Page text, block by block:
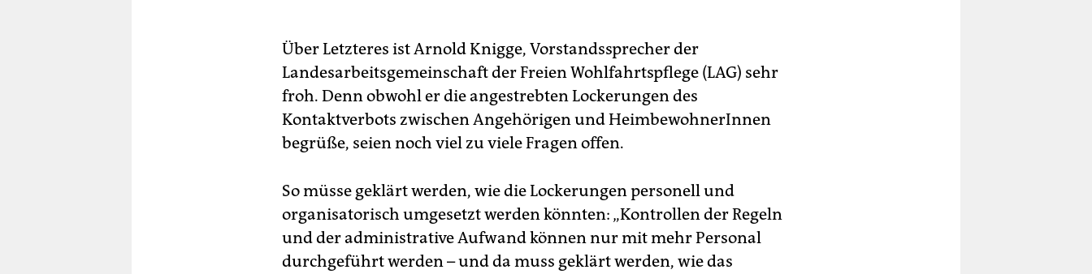
Über Letzteres ist Arnold Knigge, Vorstandssprecher der
Landesarbeitsgemeinschaft der Freien Wohlfahrtspflege (LAG) sehr
froh. Denn obwohl er die angestrebten Lockerungen des
Kontaktverbots zwischen Angehörigen und HeimbewohnerInnen
begrüße, seien noch viel zu viele Fragen offen.
So müsse geklärt werden, wie die Lockerungen personell und
organisatorisch umgesetzt werden könnten: „Kontrollen der Regeln
und der administrative Aufwand können nur mit mehr Personal
durchgeführt werden – und da muss geklärt werden, wie das